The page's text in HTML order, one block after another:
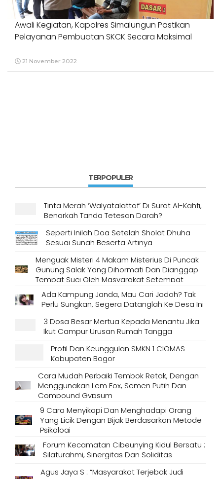
Awali Kegiatan, Kapolres Simalungun Pastikan
Pelayanan Pembuatan SKCK Secara Maksimal
21 November 2022
TERPOPULER
Tinta Merah ‘Walyatalattof’ Di Surat Al-Kahfi,
Benarkah Tanda Tetesan Darah?
Seperti Inilah Doa Setelah Sholat Dhuha
Sesuai Sunah Beserta Artinya
Menguak Misteri 4 Makam Misterius Di Puncak
Gunung Salak Yang Dihormati Dan Dianggap
Tempat Suci Oleh Masyarakat Setempat
Ada Kampung Janda, Mau Cari Jodoh? Tak
Perlu Sungkan, Segera Datanglah Ke Desa Ini
3 Dosa Besar Mertua Kepada Menantu Jika
Ikut Campur Urusan Rumah Tangga
Profil Dan Keunggulan SMKN 1 CIOMAS
Kabupaten Bogor
Cara Mudah Perbaiki Tembok Retak, Dengan
Menggunakan Lem Fox, Semen Putih Dan
Compound Gypsum
9 Cara Menyikapi Dan Menghadapi Orang
Yang Licik Dengan Bijak Berdasarkan Metode
Psikologi
Forum Kecamatan Cibeunying Kidul Bersatu :
Silaturahmi, Sinergitas Dan Soliditas
Agus Jaya S : “Masyarakat Terjebak Judi